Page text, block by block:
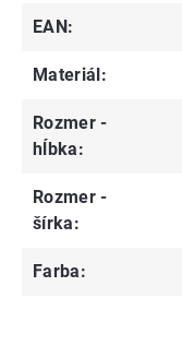
EAN:
Materiál:
Rozmer -
hĺbka:
Rozmer -
šírka:
Farba: